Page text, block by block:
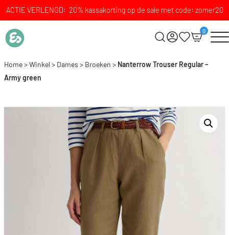
ACTIE VERLENGD: 20% kassakorting op de sale met code: zomer20
0
Home>Winkel> Dames > Broeken > Nanterrow Trouser Regular –
Army green